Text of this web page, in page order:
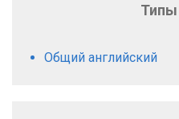
Типы
Общий английский